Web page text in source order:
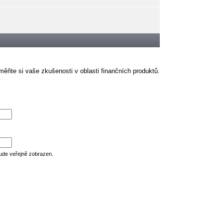
si vaše zkušenosti v oblasti finančních produktů.
veřejně zobrazen.